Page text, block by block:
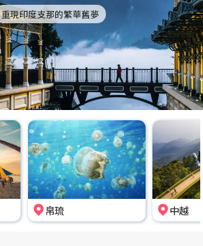
重現印度支那的繁華舊夢
帛琉 中越